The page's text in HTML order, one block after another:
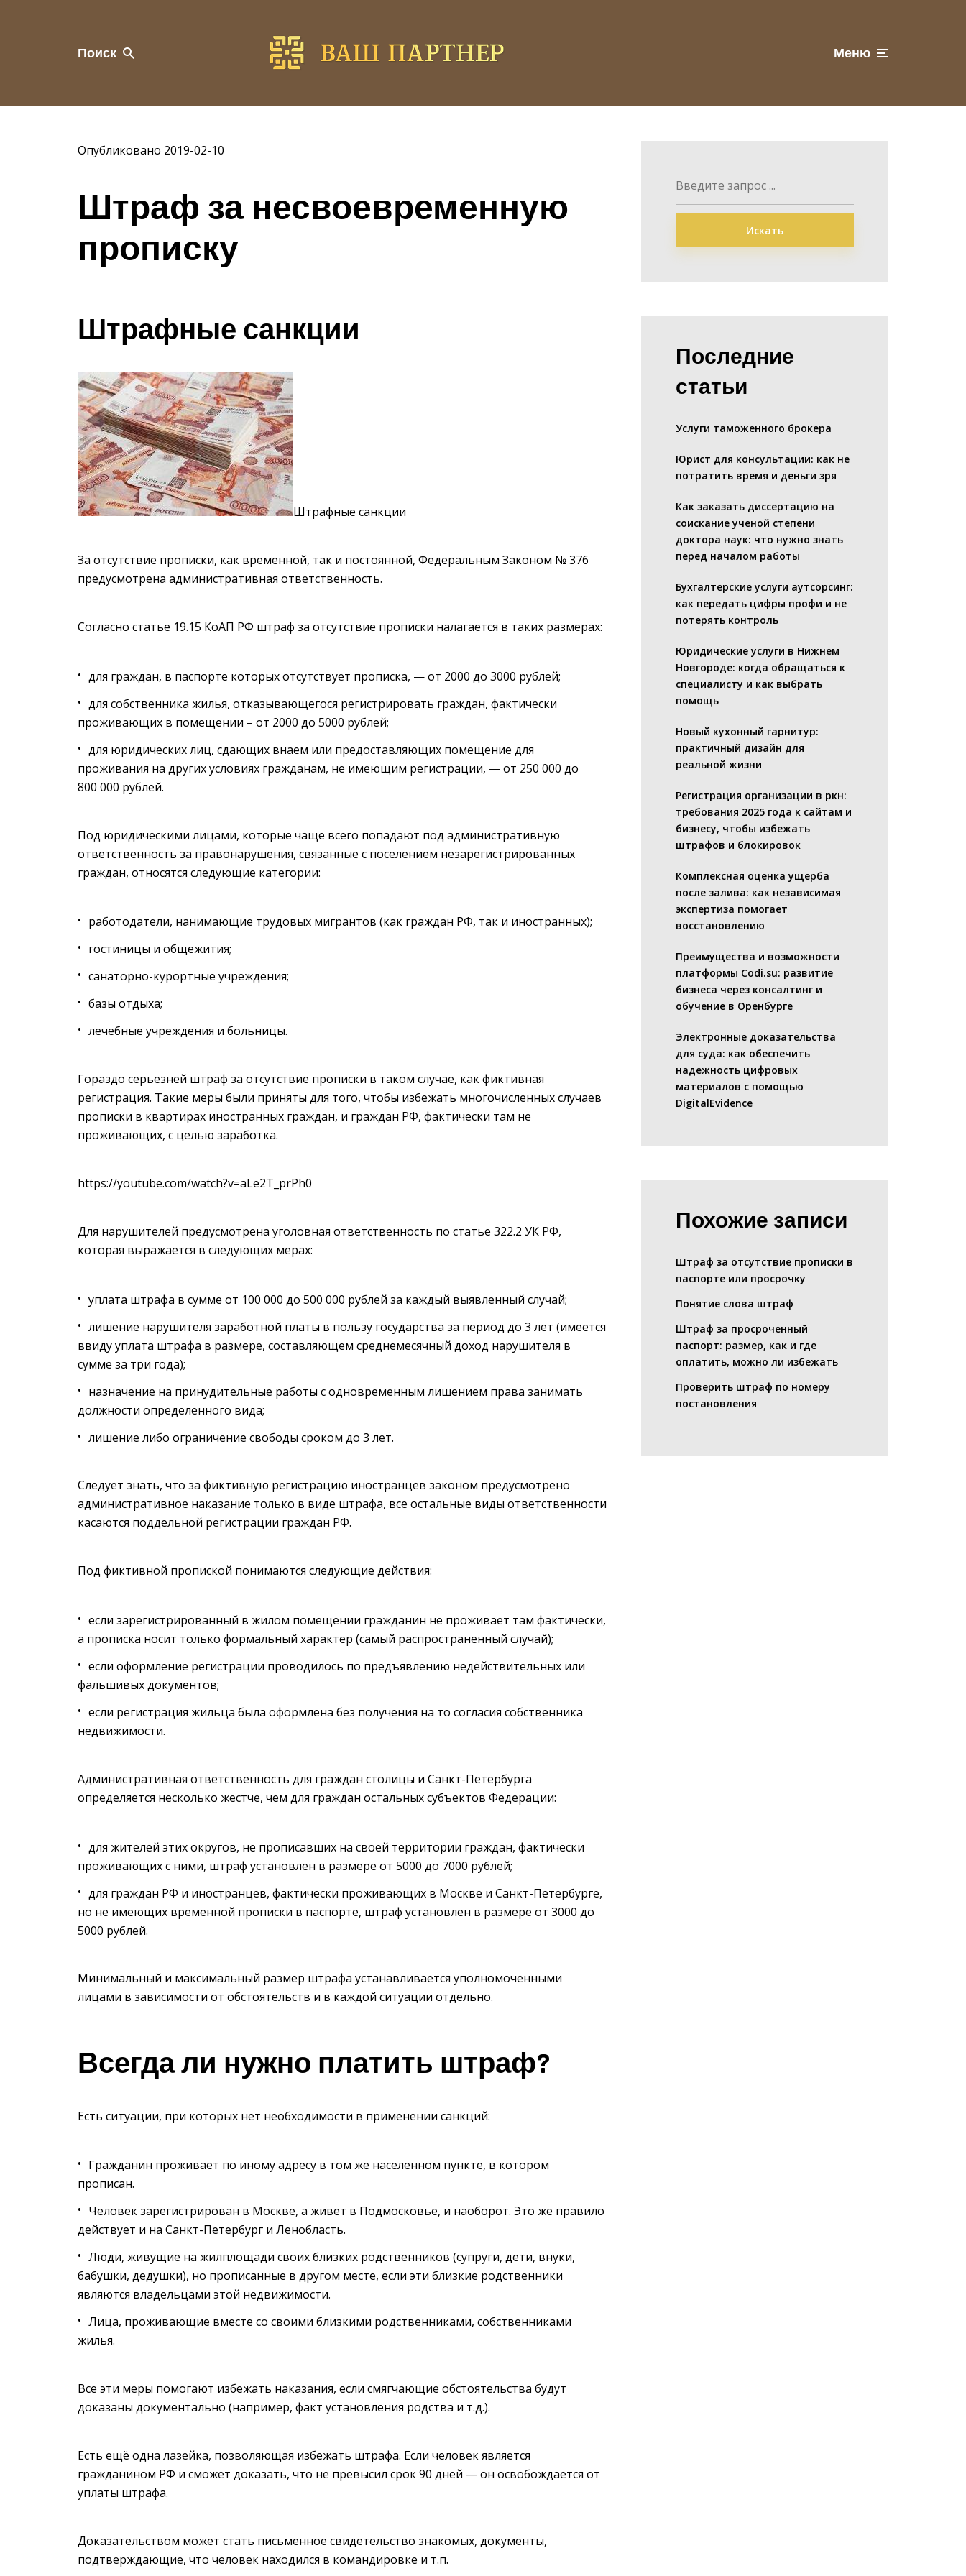
Поиск Меню
Опубликовано 2019-02-10
Штраф за несвоевременную
прописку
Штрафные санкции
Штрафные санкции
За отсутствие прописки, как временной, так и постоянной, Федеральным Законом № 376
предусмотрена административная ответственность.
Согласно статье 19.15 КоАП РФ штраф за отсутствие прописки налагается в таких размерах:
для граждан, в паспорте которых отсутствует прописка, — от 2000 до 3000 рублей;
для собственника жилья, отказывающегося регистрировать граждан, фактически
проживающих в помещении – от 2000 до 5000 рублей;
для юридических лиц, сдающих внаем или предоставляющих помещение для
проживания на других условиях гражданам, не имеющим регистрации, — от 250 000 до
800 000 рублей.
Под юридическими лицами, которые чаще всего попадают под административную
ответственность за правонарушения, связанные с поселением незарегистрированных
граждан, относятся следующие категории:
работодатели, нанимающие трудовых мигрантов (как граждан РФ, так и иностранных);
гостиницы и общежития;
санаторно-курортные учреждения;
базы отдыха;
лечебные учреждения и больницы.
Гораздо серьезней штраф за отсутствие прописки в таком случае, как фиктивная
регистрация. Такие меры были приняты для того, чтобы избежать многочисленных случаев
прописки в квартирах иностранных граждан, и граждан РФ, фактически там не
проживающих, с целью заработка.
https://youtube.com/watch?v=aLe2T_prPh0
Для нарушителей предусмотрена уголовная ответственность по статье 322.2 УК РФ,
которая выражается в следующих мерах:
уплата штрафа в сумме от 100 000 до 500 000 рублей за каждый выявленный случай;
лишение нарушителя заработной платы в пользу государства за период до 3 лет (имеется
ввиду уплата штрафа в размере, составляющем среднемесячный доход нарушителя в
сумме за три года);
назначение на принудительные работы с одновременным лишением права занимать
должности определенного вида;
лишение либо ограничение свободы сроком до 3 лет.
Следует знать, что за фиктивную регистрацию иностранцев законом предусмотрено
административное наказание только в виде штрафа, все остальные виды ответственности
касаются поддельной регистрации граждан РФ.
Под фиктивной пропиской понимаются следующие действия:
если зарегистрированный в жилом помещении гражданин не проживает там фактически,
а прописка носит только формальный характер (самый распространенный случай);
если оформление регистрации проводилось по предъявлению недействительных или
фальшивых документов;
если регистрация жильца была оформлена без получения на то согласия собственника
недвижимости.
Административная ответственность для граждан столицы и Санкт-Петербурга
определяется несколько жестче, чем для граждан остальных субъектов Федерации:
для жителей этих округов, не прописавших на своей территории граждан, фактически
проживающих с ними, штраф установлен в размере от 5000 до 7000 рублей;
для граждан РФ и иностранцев, фактически проживающих в Москве и Санкт-Петербурге,
но не имеющих временной прописки в паспорте, штраф установлен в размере от 3000 до
5000 рублей.
Минимальный и максимальный размер штрафа устанавливается уполномоченными
лицами в зависимости от обстоятельств и в каждой ситуации отдельно.
Всегда ли нужно платить штраф?
Есть ситуации, при которых нет необходимости в применении санкций:
Гражданин проживает по иному адресу в том же населенном пункте, в котором
прописан.
Человек зарегистрирован в Москве, а живет в Подмосковье, и наоборот. Это же правило
действует и на Санкт-Петербург и Ленобласть.
Люди, живущие на жилплощади своих близких родственников (супруги, дети, внуки,
бабушки, дедушки), но прописанные в другом месте, если эти близкие родственники
являются владельцами этой недвижимости.
Лица, проживающие вместе со своими близкими родственниками, собственниками
жилья.
Все эти меры помогают избежать наказания, если смягчающие обстоятельства будут
доказаны документально (например, факт установления родства и т.д.).
Есть ещё одна лазейка, позволяющая избежать штрафа. Если человек является
гражданином РФ и сможет доказать, что не превысил срок 90 дней — он освобождается от
уплаты штрафа.
Доказательством может стать письменное свидетельство знакомых, документы,
подтверждающие, что человек находился в командировке и т.п.
Искать
Последние
статьи
Услуги таможенного брокера
Юрист для консультации: как не
потратить время и деньги зря
Как заказать диссертацию на
соискание ученой степени
доктора наук: что нужно знать
перед началом работы
Бухгалтерские услуги аутсорсинг:
как передать цифры профи и не
потерять контроль
Юридические услуги в Нижнем
Новгороде: когда обращаться к
специалисту и как выбрать
помощь
Новый кухонный гарнитур:
практичный дизайн для
реальной жизни
Регистрация организации в ркн:
требования 2025 года к сайтам и
бизнесу, чтобы избежать
штрафов и блокировок
Комплексная оценка ущерба
после залива: как независимая
экспертиза помогает
восстановлению
Преимущества и возможности
платформы Codi.su: развитие
бизнеса через консалтинг и
обучение в Оренбурге
Электронные доказательства
для суда: как обеспечить
надежность цифровых
материалов с помощью
DigitalEvidence
Похожие записи
Штраф за отсутствие прописки в
паспорте или просрочку
Понятие слова штраф
Штраф за просроченный
паспорт: размер, как и где
оплатить, можно ли избежать
Проверить штраф по номеру
постановления